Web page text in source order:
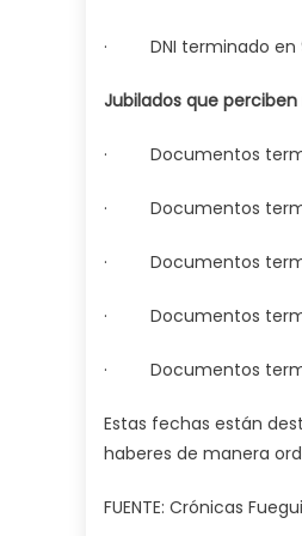
· DNI terminado en
Jubilados que
· Documentos
· Documentos
· Documentos
· Documentos
· Documentos
Estas fechas están
haberes de manera
FUENTE: Crónicas